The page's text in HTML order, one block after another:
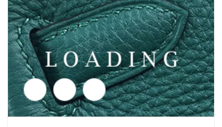
6045924/solglasögon från DOLCE&GABBANA
Prisförfrågan